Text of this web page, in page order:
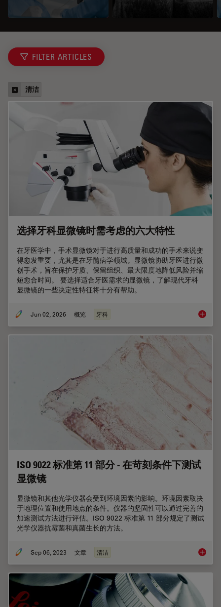
FILTER ARTICLES
清洁
选择牙科显微镜时需考虑的六大特性
在牙医学中，手术显微镜对于进行高质量和成功的手术来说变
得愈发重要，尤其是在牙髓病学领域。显微镜协助牙医进行微
创手术，旨在保护牙质、保留组织、最大限度地降低风险并缩
短愈合时间。 要选择适合牙医需求的显微镜，了解现代牙科
显微镜的一些决定性特征将十分有帮助。
Jun 02, 2026 概览 牙科 选择牙
ISO 9022 标准第 11 部分 - 在苛刻条件下测试
显微镜
显微镜和其他光学仪器会受到环境因素的影响。环境因素取决
于地理位置和使用地点的条件。仪器的坚固性可以通过完善的
加速测试方法进行评估。ISO 9022 标准第 11 部分规定了测试
光学仪器抗霉菌和真菌生长的方法。
Sep 06, 2023 文章 清洁 ISO